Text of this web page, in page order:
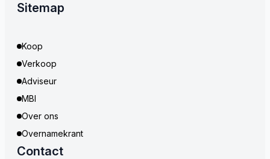
Sitemap
Koop
Verkoop
Adviseur
MBI
Over ons
Overnamekrant
Contact